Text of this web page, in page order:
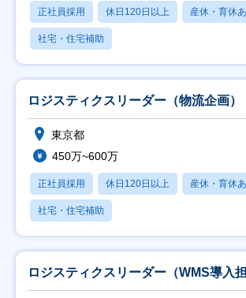
正社員採用 休日120日以上 産休・育休
社宅・住宅補助
ロジスティクスリーダー（物流企画）
東京都
450万~600万
正社員採用 休日120日以上 産休・育休
社宅・住宅補助
ロジスティクスリーダー（WMS導入担